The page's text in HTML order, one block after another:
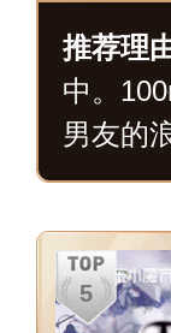
推荐理
中。
男友的